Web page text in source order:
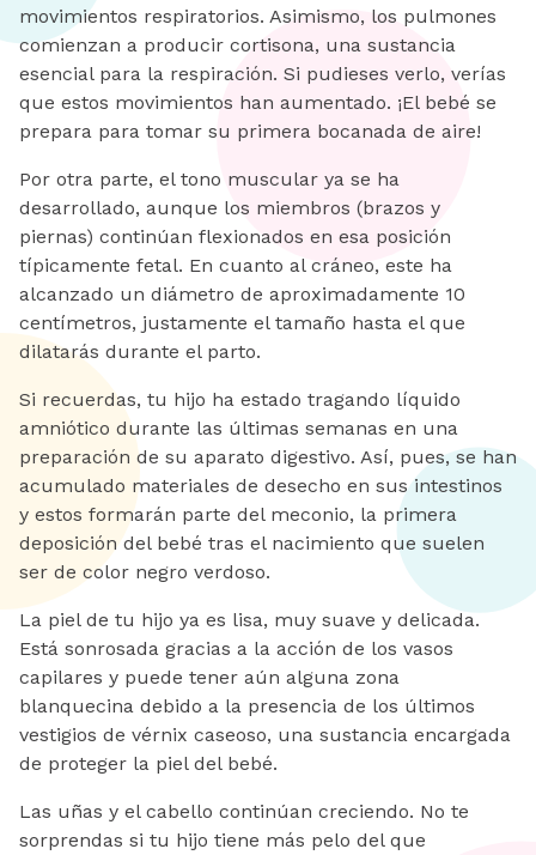
movimientos respiratorios. Asimismo, los pulmones
comienzan a producir cortisona, una sustancia
esencial para la respiración. Si pudieses verlo, verías
que estos movimientos han aumentado. ¡El bebé se
prepara para tomar su primera bocanada de aire!
Por otra parte, el tono muscular ya se ha
desarrollado, aunque los miembros (brazos y
piernas) continúan flexionados en esa posición
típicamente fetal. En cuanto al cráneo, este ha
alcanzado un diámetro de aproximadamente 10
centímetros, justamente el tamaño hasta el que
dilatarás durante el parto.
Si recuerdas, tu hijo ha estado tragando líquido
amniótico durante las últimas semanas en una
preparación de su aparato digestivo. Así, pues, se han
acumulado materiales de desecho en sus intestinos
y estos formarán parte del meconio, la primera
deposición del bebé tras el nacimiento que suelen
ser de color negro verdoso.
La piel de tu hijo ya es lisa, muy suave y delicada.
Está sonrosada gracias a la acción de los vasos
capilares y puede tener aún alguna zona
blanquecina debido a la presencia de los últimos
vestigios de vérnix caseoso, una sustancia encargada
de proteger la piel del bebé.
Las uñas y el cabello continúan creciendo. No te
sorprendas si tu hijo tiene más pelo del que